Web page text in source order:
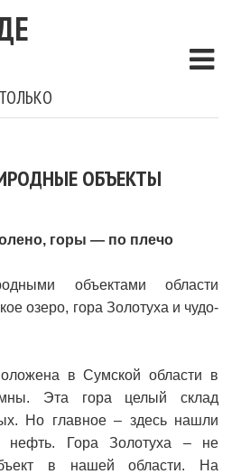
ОБЪЕКТЫ
горы — по плечо
объектами области
озеро, гора Золотуха и чудо-
в Сумской области в
Эта гора целый склад
Но главное – здесь нашли
нефть. Гора Золотуха –
не
в нашей области. На